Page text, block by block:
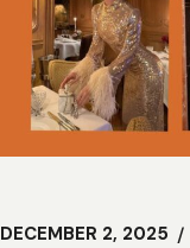
DECEMBER 2, 2025